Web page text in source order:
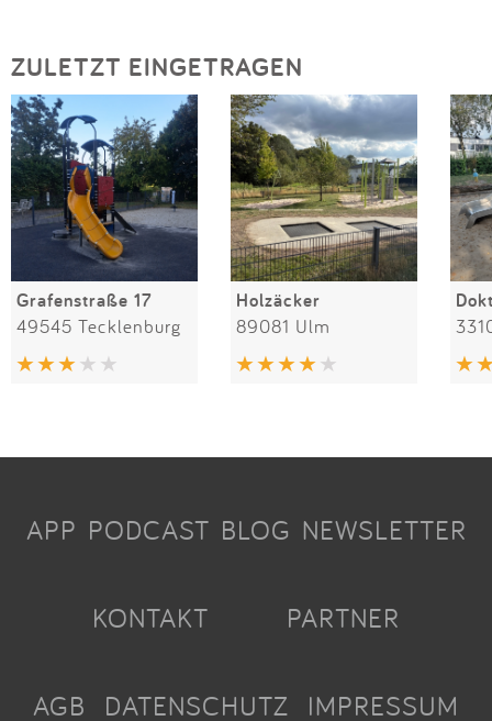
ZULETZT EINGETRAGEN
Grafenstraße 17
49545 Tecklenburg
Holzäcker
89081 Ulm
APP PODCAST BLOG NEWSLETTER
KONTAKT PARTNER
AGB DATENSCHUTZ IMPRESSUM